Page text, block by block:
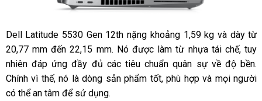
Dell Latitude 5530 Gen 12th nặng khoảng 1,59 kg và dày từ
20,77 mm đến 22,15 mm. Nó được làm từ nhựa tái chế, tuy
nhiên đáp ứng đầy đủ các tiêu chuẩn quân sự về độ bền.
Chính vì thế, nó là dòng sản phẩm tốt, phù hợp và mọi người
có thể an tâm để sử dụng.